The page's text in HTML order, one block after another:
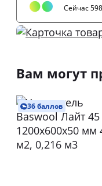
Сейчас
Вам могут
36 баллов